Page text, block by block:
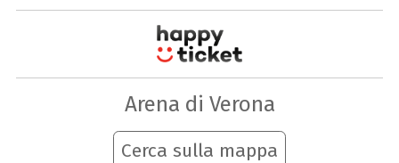
Arena di Verona
Cerca sulla mappa